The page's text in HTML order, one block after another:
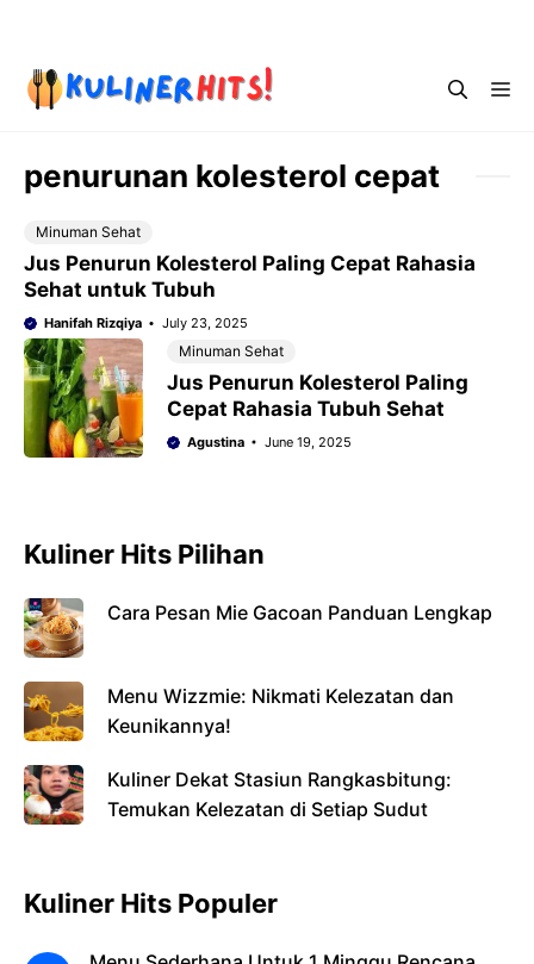
content
penurunan kolesterol cepat
Minuman Sehat
Jus Penurun Kolesterol Paling Cepat Rahasia
Sehat untuk Tubuh
Hanifah Rizqiya July 23, 2025
Minuman Sehat
Jus Penurun Kolesterol Paling
Cepat Rahasia Tubuh Sehat
Agustina June 19, 2025
Kuliner Hits Pilihan
Cara Pesan Mie Gacoan Panduan Lengkap
Menu Wizzmie: Nikmati Kelezatan dan
Keunikannya!
Kuliner Dekat Stasiun Rangkasbitung:
Temukan Kelezatan di Setiap Sudut
Kuliner Hits Populer